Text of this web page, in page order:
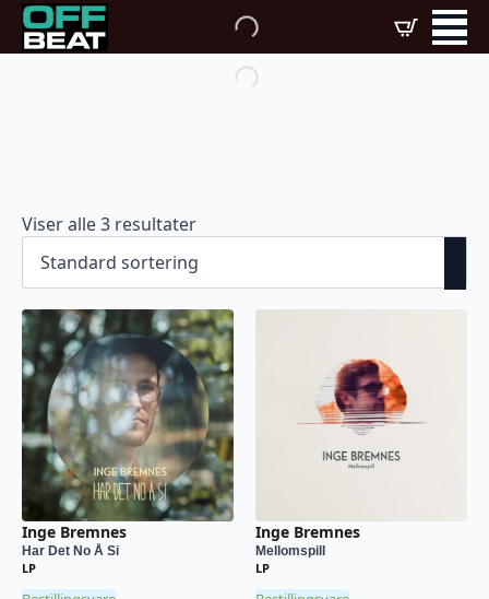
Viser alle 3 resultater
Inge Bremnes
Har Det No Å Si
LP
Inge Bremnes
Mellomspill
LP